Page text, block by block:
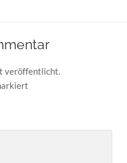
veröffentlicht.